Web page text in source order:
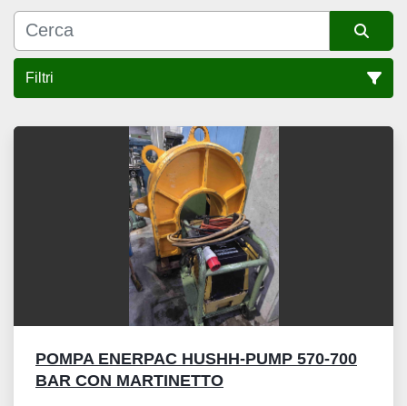
Filtri
Tutte le categorie
Ordina per
POMPA ENERPAC HUSHH-PUMP 570-700
BAR CON MARTINETTO